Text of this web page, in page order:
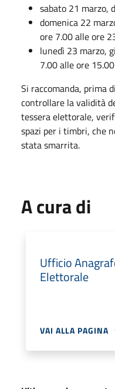
sabato 21 marzo,
domenica 22
ore 7.00 alle ore
lunedì 23 marzo,
7.00 alle ore 15.00
Si raccomanda, prima
controllare la validità
tessera elettorale,
spazi per i timbri, che
stata smarrita.
A cura di
Ufficio
Elettorale
VAI ALLA PAGINA